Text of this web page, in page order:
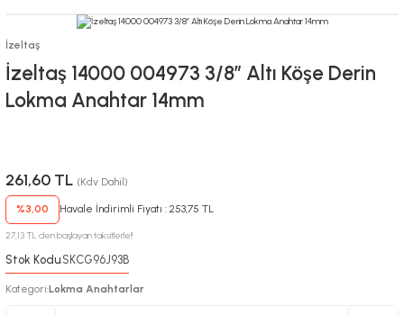
İzeltaş
İzeltaş 14000 004973 3/8” Altı Köşe Derin
Lokma Anahtar 14mm
261,60 TL (Kdv Dahil)
%3,00 Havale İndirimli Fiyatı : 253,75 TL
27,13 TL den başlayan taksitlerle!!
Stok Kodu:SKCG96J93B
Kategori:Lokma Anahtarlar